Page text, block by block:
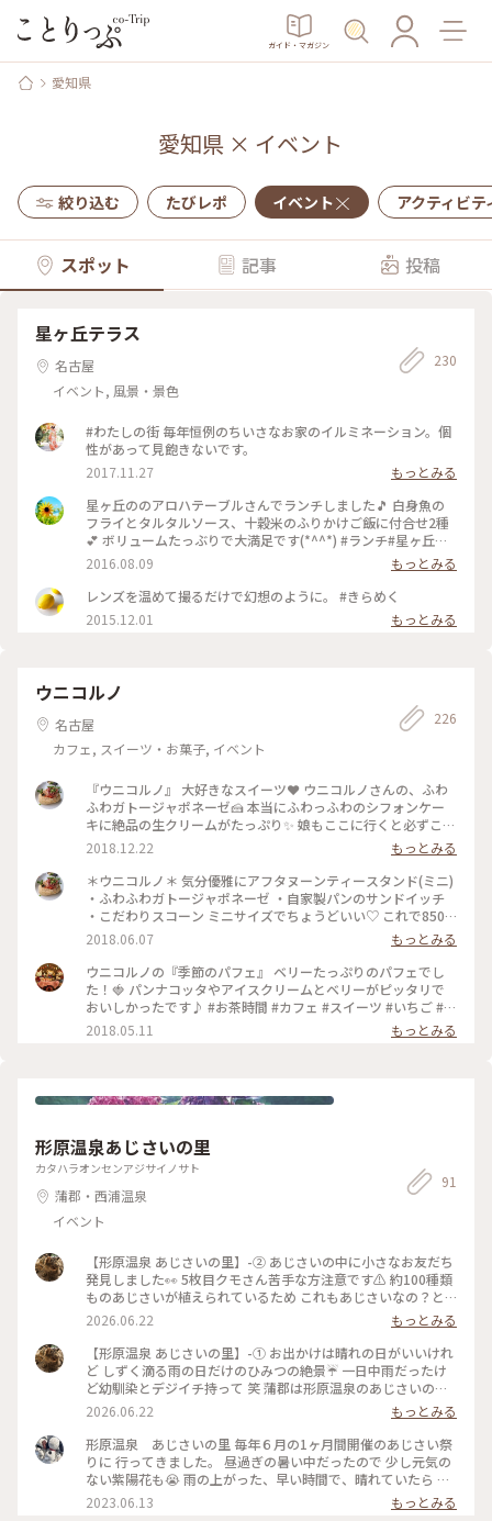
ガイド・マガジン
愛知県
愛知県 × イベント
絞り込む たびレポ イベント アクティビテ
スポット 記事 投稿
星ヶ丘テラス
名古屋
イベント, 風景・景色
230
#わたしの街 毎年恒例のちいさなお家のイルミネーション。個
性があって見飽きないです。
2017.11.27
もっとみる
星ヶ丘ののアロハテーブルさんでランチしました🎵 白身魚の
フライとタルタルソース、十穀米のふりかけご飯に付合せ2種
💕 ボリュームたっぶりで大満足です(*^^*) #ランチ#星ヶ丘テ
ラス #カフェ#アロハテーブル
2016.08.09
もっとみる
レンズを温めて撮るだけで幻想のように。 #きらめく
2015.12.01
もっとみる
ウニコルノ
名古屋
カフェ, スイーツ・お菓子, イベント
226
『ウニコルノ』 大好きなスイーツ❤️ ウニコルノさんの、ふわ
ふわガトージャポネーゼ🍰 本当にふわっふわのシフォンケー
キに絶品の生クリームがたっぷり✨ 娘もここに行くと必ずこれ
♪ たっぷりサイズだけど、ぺろっと食べれちゃいますよ😊 #わ
たしの街#カフェ#ウニコルノ#スイーツ#娘と
2018.12.22
もっとみる
＊ウニコルノ＊ 気分優雅にアフタヌーンティースタンド(ミニ)
・ふわふわガトージャポネーゼ ・自家製パンのサンドイッチ
・こだわりスコーン ミニサイズでちょうどいい♡ これで850
円。 飲み物をセットにすると、−150円❣️ 自家製パンがあまり
にふわもちで美味しかったので、一本お持ち帰りさせていただ
いちゃいました😍 大きな窓から見える庭には、ハーブや薔
薇、可愛い花や緑でいっぱい。 休日のお茶タイムを素敵に過
ごせますよ♪ #おやつの時間#緑あふれる#カフェ#名古屋#ウニ
2018.06.07
もっとみる
ウニコルノの『季節のパフェ』 ベリーたっぷりのパフェでし
た！🍓 パンナコッタやアイスクリームとベリーがピッタリで
おいしかったです♪ #お茶時間 #カフェ #スイーツ #いちご #パ
フェ
2018.05.11 もっとみる
形原温泉あじさいの里
カタハラオンセンアジサイノサト
蒲郡・西浦温泉
イベント
91
【形原温泉 あじさいの里】-② あじさいの中に小さなお友だち
発見しました👀 5枚目クモさん苦手な方注意です⚠️ 約100種類
ものあじさいが植えられているため これもあじさいなの？と
思うお花がたくさん😳 同じ木なのに色がグラデーションにな
ってたり 青と赤ときっぱり違う2色が同じ株だったり みんなど
の子も魅力的で面白い🩵🩷💜 雨の日で足元は悪かったんです
が そのかわりあまり混んでいなくてみなさん思いおもい写真
を撮ったりあじさいを見比べたり のんびり散策を楽しんでお
られました(*´꒳`*) 私はガクアジサイやヤマアジサイなど原種
に近いタイプが好きです🥰 お出かけは晴れの日がいいけれど
しずく滴る雨の日だけのひみつの絶景☔️ （2026.6.20） #あじ
さい #満開 #お花畑 #お散歩 #公園 #雨の日 #ひみつの絶景 #あ
じさいの里 #形原温泉 #蒲郡 #ことりっぷ愛知
2026.06.22
もっとみる
【形原温泉 あじさいの里】-① お出かけは晴れの日がいいけれ
ど しずく滴る雨の日だけのひみつの絶景☔️ 一日中雨だったけ
ど幼馴染とデジイチ持って 笑 蒲郡は形原温泉のあじさいの里
へ行ってきました🐌 今は見頃の七分咲き☔️ 土日は周辺が渋滞
してしまうほど混むそうですが この日は雨の日だったからか
そこまで混んでいませんでした🚗🚙🚗 電車で行っても蒲郡駅
から臨時シャトルバスが運行されているので行きやすいです🚌
開園期間は6月1日から6月30日までの一ヶ月間のみ 約100種類
5万株ものアジサイが補陀ヶ池の周りや山の斜面に咲き誇る様
は圧巻です✨ ともとも昭和62年に安城農林高等学校の生徒さ
2026.06.22
もっとみる
形原温泉 あじさいの里 毎年６月の1ヶ月間開催のあじさい祭
りに 行ってきました。 昼過ぎの暑い中だったので 少し元気の
ない紫陽花も😭 雨の上がった、早い時間で、晴れていたら 青
い空、遠くに海ともっときれいだったのかなぁ
2023.06.13 もっとみる